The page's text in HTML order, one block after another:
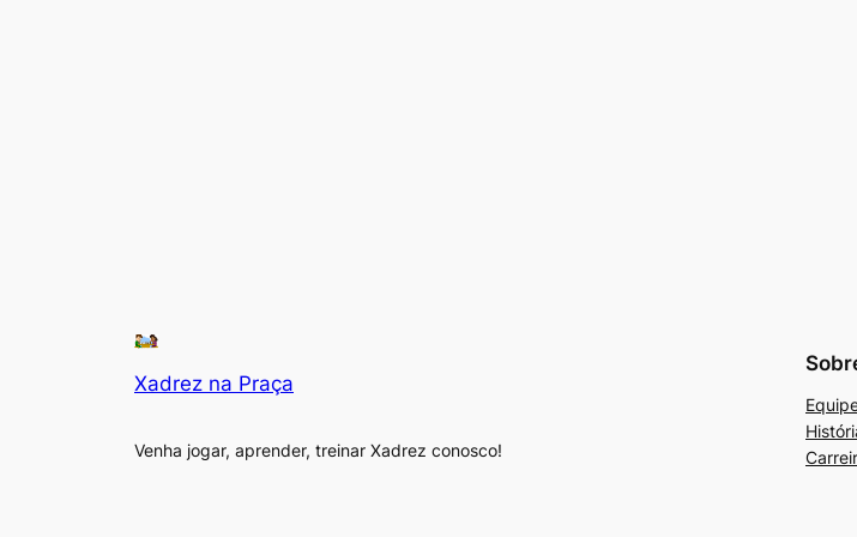
Xadrez na Praça
Venha jogar, aprender, treinar Xadrez conosco!